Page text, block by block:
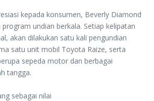
kepada konsumen, Beverly Diamond
‎undian berkala. Setiap kelipatan
akan dilakukan satu kali pengundian
satu unit mobil Toyota Raize, serta
sepeda ‎motor dan berbagai
tangga.
sebagai nilai